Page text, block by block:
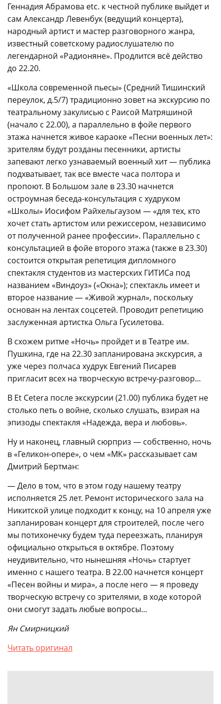
Геннадия Абрамова etc. к честной публике выйдет и
сам Александр Левенбук (ведущий концерта),
народный артист и мастер разговорного жанра,
известный советскому радиослушателю по
легендарной «Радионяне». Продлится всё действо
до 22.20.
«Школа современной пьесы» (Средний Тишинский
переулок, д.5/7) традиционно зовет на экскурсию по
театральному закулисью с Раисой Матряшиной
(начало с 22.00), а параллельно в фойе первого
этажа начнется живое караоке «Песни военных лет»:
зрителям будут розданы песенники, артисты
запевают легко узнаваемый военный хит — публика
подхватывает, так все вместе часа полтора и
пропоют. В Большом зале в 23.30 начнется
остроумная беседа-консультация с худруком
«Школы» Иосифом Райхельгаузом — «для тех, кто
хочет стать артистом или режиссером, независимо
от полученной ранее профессии». Параллельно с
консультацией в фойе второго этажа (также в 23.30)
состоится открытая репетиция дипломного
спектакля студентов из мастерских ГИТИСа под
названием «Виндоуз» («Окна»); спектакль имеет и
второе название — «Живой журнал», поскольку
основан на лентах соцсетей. Проводит репетицию
заслуженная артистка Ольга Гусилетова.
В схожем ритме «Ночь» пройдет и в Театре им.
Пушкина, где на 22.30 запланирована экскурсия, а
уже через полчаса худрук Евгений Писарев
пригласит всех на творческую встречу-разговор...
В Et Cetera после экскурсии (21.00) публика будет не
столько петь о войне, сколько слушать, взирая на
эпизоды спектакля «Надежда, вера и любовь».
Ну и наконец, главный сюрприз — собственно, ночь
в «Геликон-опере», о чем «МК» рассказывает сам
Дмитрий Бертман:
— Дело в том, что в этом году нашему театру
исполняется 25 лет. Ремонт исторического зала на
Никитской улице подходит к концу, на 10 апреля уже
запланирован концерт для строителей, после чего
мы потихонечку будем туда переезжать, планируя
официально открыться в октябре. Поэтому
неудивительно, что нынешняя «Ночь» стартует
именно с нашего театра. В 22.00 начнется концерт
«Песен войны и мира», а после него — я проведу
творческую встречу со зрителями, в ходе которой
они смогут задать любые вопросы...
Ян Смирницкий
Читать оригинал